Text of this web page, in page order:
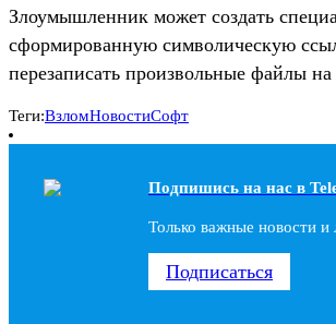
Злоумышленник может создать
сформированную символическую
перезаписать произвольные файлы на
Теги:ВзломНовостиСофт
Подпишись на наc в
Только важные новости и
Подписаться